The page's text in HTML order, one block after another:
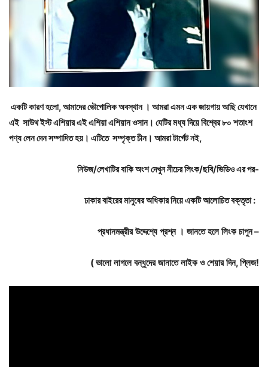
একটি কারণ হলো, আমাদের ভৌগোলিক অবস্থান । আমরা এমন এক জায়গায় আছি যেখানে
এই সাউথ ইস্ট এশিয়ার এই এশিয়া এশিয়ান ওসান। যেটির মধ্য দিয়ে বিশ্বের ৮০ শতাংশ
পণ্য লেন দেন সম্পাদিত হয়। এটিতে সম্পৃক্ত চীন। আমরা টার্গেট নই,
নিউজ/লেখাটিরবাকিঅংশদেখুননীচেরলিংক/ছবি/ভিডিওএরপর-
ঢাকারবাইরেরমানুষেরঅধিকারনিয়েএকটিআলোচিতবক্তৃতা :
প্রধানমন্ত্রীর উদ্দেশ্যে প্রশ্ন । জানতে হলে লিংক চাপুন –
(ভালো লাগলে বন্ধুদের জানাতে লাইক ও শেয়ার দিন,প্লিজ!